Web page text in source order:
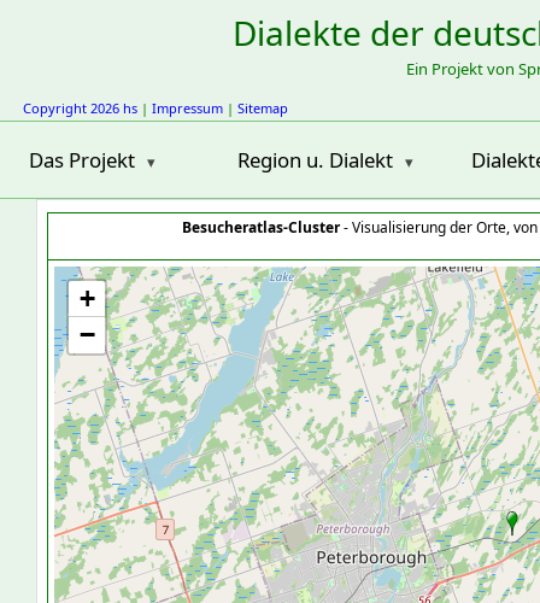
Dialekte der
Ein Projekt von
Copyright 2026 hs | Impressum | Sitemap
Das Projekt Region u. Dialekt
Besucheratlas-Cluster- Visualisierung der Orte,
+
−